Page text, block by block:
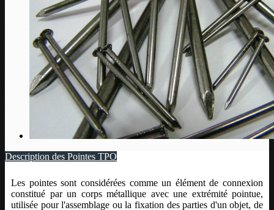
Description des Pointes TPO
Les pointes sont considérées comme un élément de connexion
constitué par un corps métallique avec une extrémité pointue,
utilisée pour l'assemblage ou la fixation des parties d'un objet, de